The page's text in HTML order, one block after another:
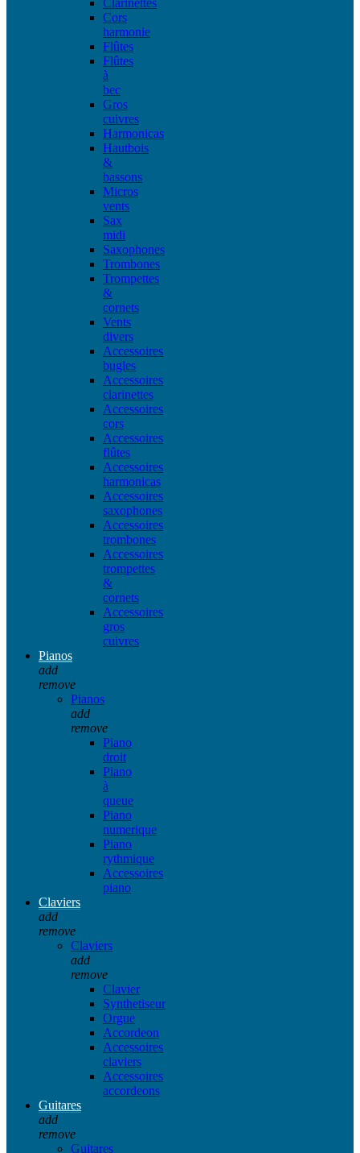
Cors
harmonie
Flûtes
Flûtes
à
bec
Gros
cuivres
Harmonicas
Hautbois
&
bassons
Micros
vents
Sax
midi
Saxophones
Trombones
Trompettes
&
cornets
Vents
divers
Accessoires
bugles
Accessoires
clarinettes
Accessoires
cors
Accessoires
flûtes
Accessoires
harmonicas
Accessoires
saxophones
Accessoires
trombones
Accessoires
trompettes
&
cornets
Accessoires
gros
cuivres
Pianos
add
remove
Pianos
add
remove
Piano
droit
Piano
à
queue
Piano
numerique
Piano
rythmique
Accessoires
piano
Claviers
add
remove
Claviers
add
remove
Clavier
Synthetiseur
Orgue
Accordeon
Accessoires
claviers
Accessoires
accordeons
Guitares
add
remove
Guitares